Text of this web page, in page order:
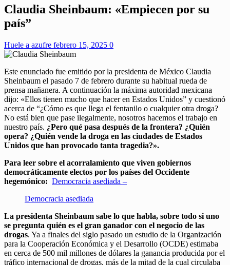
Claudia Sheinbaum: «Empiecen por su
país”
Huele a azufre febrero 15, 2025 0
Este enunciado fue emitido por la presidenta de México Claudia
Sheinbaum el pasado 7 de febrero durante su habitual rueda de
prensa mañanera. A continuación la máxima autoridad mexicana
dijo: «Ellos tienen mucho que hacer en Estados Unidos” y cuestionó
acerca de “¿Cómo es que llega el fentanilo o cualquier otra droga?
No está bien que pase ilegalmente, nosotros hacemos el trabajo en
nuestro país. ¿Pero qué pasa después de la frontera? ¿Quién
opera? ¿Quién vende la droga en las ciudades de Estados
Unidos que han provocado tanta tragedia?».
Para leer sobre el acorralamiento que viven gobiernos
democráticamente electos por los países del Occidente
hegemónico: Democracia asediada –
Democracia asediada
La presidenta Sheinbaum sabe lo que habla, sobre todo si uno
se pregunta quién es el gran ganador con el negocio de las
drogas. Ya a finales del siglo pasado un estudio de la Organización
para la Cooperación Económica y el Desarrollo (OCDE) estimaba
en cerca de 500 mil millones de dólares la ganancia producida por el
tráfico internacional de drogas, más de la mitad de la cual circulaba